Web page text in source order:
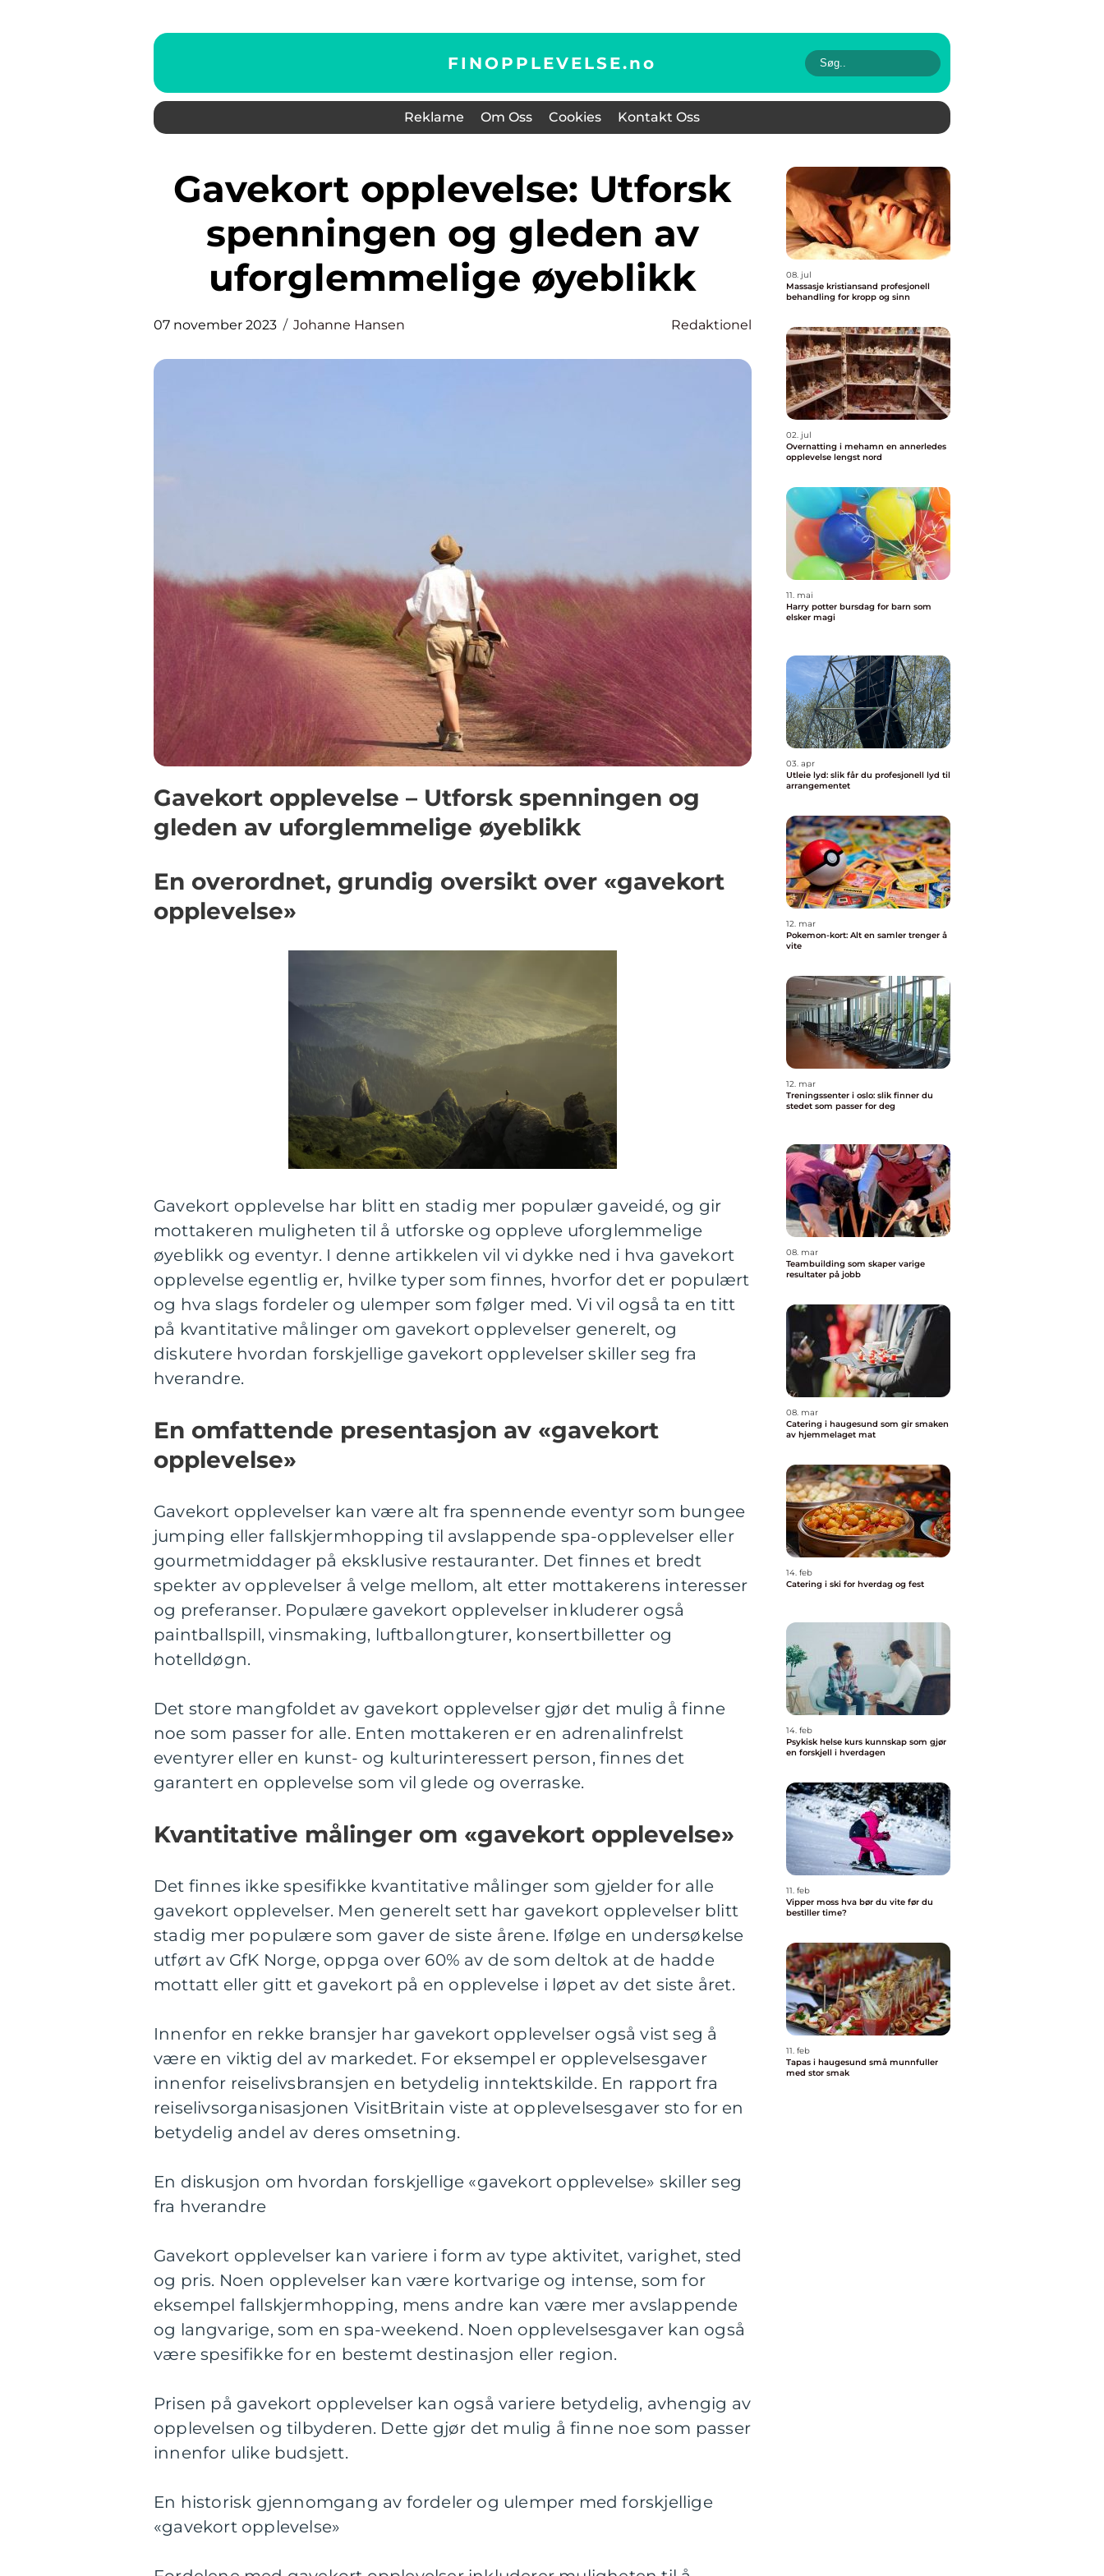
FINOPPLEVELSE.no
Reklame Om Oss Cookies Kontakt Oss
Gavekort opplevelse: Utforsk
spenningen og gleden av
uforglemmelige øyeblikk
07 november 2023 Johanne Hansen Redaktionel
Gavekort opplevelse – Utforsk spenningen og
gleden av uforglemmelige øyeblikk
En overordnet, grundig oversikt over «gavekort
opplevelse»
Gavekort opplevelse har blitt en stadig mer populær gaveidé, og gir
mottakeren muligheten til å utforske og oppleve uforglemmelige
øyeblikk og eventyr. I denne artikkelen vil vi dykke ned i hva gavekort
opplevelse egentlig er, hvilke typer som finnes, hvorfor det er populært
og hva slags fordeler og ulemper som følger med. Vi vil også ta en titt
på kvantitative målinger om gavekort opplevelser generelt, og
diskutere hvordan forskjellige gavekort opplevelser skiller seg fra
hverandre.
En omfattende presentasjon av «gavekort
opplevelse»
Gavekort opplevelser kan være alt fra spennende eventyr som bungee
jumping eller fallskjermhopping til avslappende spa-opplevelser eller
gourmetmiddager på eksklusive restauranter. Det finnes et bredt
spekter av opplevelser å velge mellom, alt etter mottakerens interesser
og preferanser. Populære gavekort opplevelser inkluderer også
paintballspill, vinsmaking, luftballongturer, konsertbilletter og
hotelldøgn.
Det store mangfoldet av gavekort opplevelser gjør det mulig å finne
noe som passer for alle. Enten mottakeren er en adrenalinfrelst
eventyrer eller en kunst- og kulturinteressert person, finnes det
garantert en opplevelse som vil glede og overraske.
Kvantitative målinger om «gavekort opplevelse»
Det finnes ikke spesifikke kvantitative målinger som gjelder for alle
gavekort opplevelser. Men generelt sett har gavekort opplevelser blitt
stadig mer populære som gaver de siste årene. Ifølge en undersøkelse
utført av GfK Norge, oppga over 60% av de som deltok at de hadde
mottatt eller gitt et gavekort på en opplevelse i løpet av det siste året.
Innenfor en rekke bransjer har gavekort opplevelser også vist seg å
være en viktig del av markedet. For eksempel er opplevelsesgaver
innenfor reiselivsbransjen en betydelig inntektskilde. En rapport fra
reiselivsorganisasjonen VisitBritain viste at opplevelsesgaver sto for en
betydelig andel av deres omsetning.
En diskusjon om hvordan forskjellige «gavekort opplevelse» skiller seg
fra hverandre
Gavekort opplevelser kan variere i form av type aktivitet, varighet, sted
og pris. Noen opplevelser kan være kortvarige og intense, som for
eksempel fallskjermhopping, mens andre kan være mer avslappende
og langvarige, som en spa-weekend. Noen opplevelsesgaver kan også
være spesifikke for en bestemt destinasjon eller region.
Prisen på gavekort opplevelser kan også variere betydelig, avhengig av
opplevelsen og tilbyderen. Dette gjør det mulig å finne noe som passer
innenfor ulike budsjett.
En historisk gjennomgang av fordeler og ulemper med forskjellige
«gavekort opplevelse»
08. jul
Massasje kristiansand profesjonell
behandling for kropp og sinn
02. jul
Overnatting i mehamn en annerledes
opplevelse lengst nord
11. mai
Harry potter bursdag for barn som
elsker magi
03. apr
Utleie lyd: slik får du profesjonell lyd til
arrangementet
12. mar
Pokemon-kort: Alt en samler trenger å
vite
12. mar
Treningssenter i oslo: slik finner du
stedet som passer for deg
08. mar
Teambuilding som skaper varige
resultater på jobb
08. mar
Catering i haugesund som gir smaken
av hjemmelaget mat
14. feb
Catering i ski for hverdag og fest
14. feb
Psykisk helse kurs kunnskap som gjør
en forskjell i hverdagen
11. feb
Vipper moss hva bør du vite før du
bestiller time?
11. feb
Tapas i haugesund små munnfuller
med stor smak